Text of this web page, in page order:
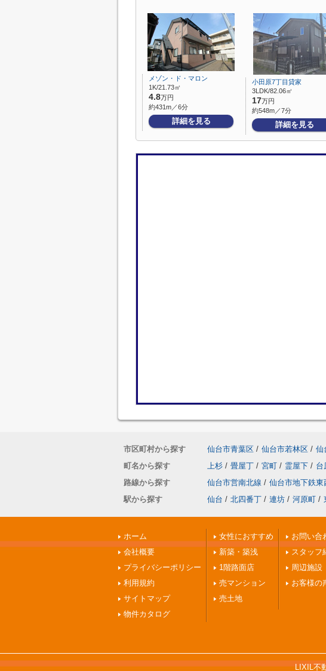
メゾン・ド・マロン
1K/21.73㎡
4.8万円
約431m／6分
詳細を見る
小田原7丁目貸家
3LDK/82.06㎡
17万円
約548m／7分
詳細を見る
市区町村から探す 仙台市青葉区 / 仙台市若林区 / 仙
町名から探す
上杉 / 畳屋丁 / 宮町 / 霊屋下 / 台
路線から探す
仙台市営南北線 / 仙台市地下鉄東
駅から探す
仙台 / 北四番丁 / 連坊 / 河原町 /
ホーム
会社概要
プライバシーポリシー
利用規約
サイトマップ
物件カタログ
女性におすすめ
新築・築浅
1階路面店
売マンション
売土地
お問い合
スタッフ
周辺施設
お客様の
LIXIL不